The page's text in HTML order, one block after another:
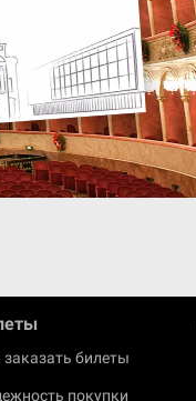
заказать билеты
покупки